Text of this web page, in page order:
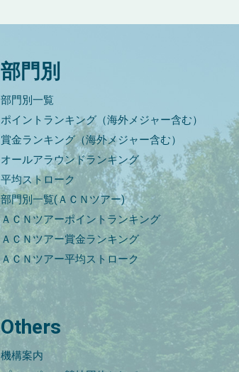
部門別
部門別一覧
ポイントランキング（海外メジャー含む）
賞金ランキング（海外メジャー含む）
オールアラウンドランキング
平均ストローク
部門別一覧(ＡＣＮツアー)
ＡＣＮツアーポイントランキング
ＡＣＮツアー賞金ランキング
ＡＣＮツアー平均ストローク
Others
機構案内